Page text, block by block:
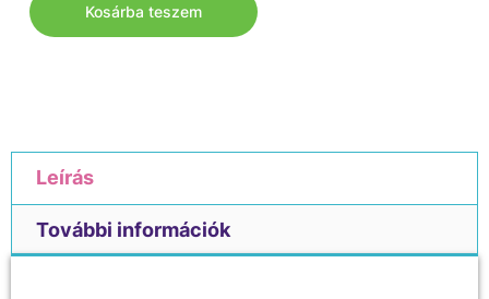
Kosárba teszem
Leírás
További információk